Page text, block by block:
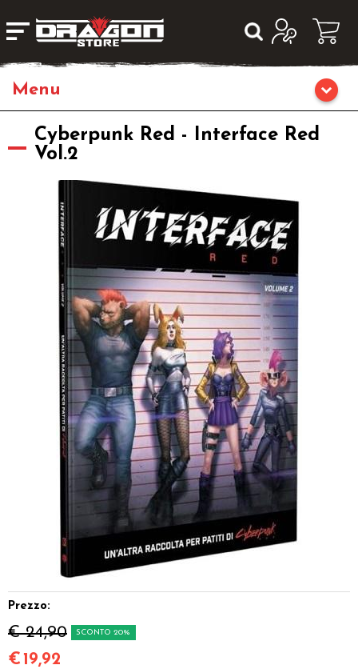
Giochi da Tavolo
Librigame
Editoria
Giochi di Carte Collezionabili
Miniature
Accessori
Giocattoli e Gadget
Offerte del Dragone
Cyberpunk Red - Interface Red
Vol.2
Prezzo:
€ 24,90 SCONTO 20%
€ 19,92